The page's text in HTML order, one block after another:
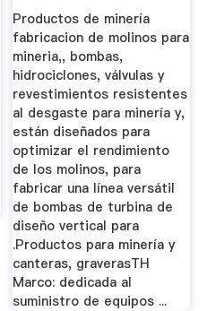
Productos de minería
fabricacion de molinos para
mineria,, bombas,
hidrociclones, válvulas y
revestimientos resistentes
al desgaste para minería y,
están diseñados para
optimizar el rendimiento
de los molinos, para
fabricar una línea versátil
de bombas de turbina de
diseño vertical para
.Productos para minería y
canteras, graverasTH
Marco: dedicada al
suministro de equipos ...